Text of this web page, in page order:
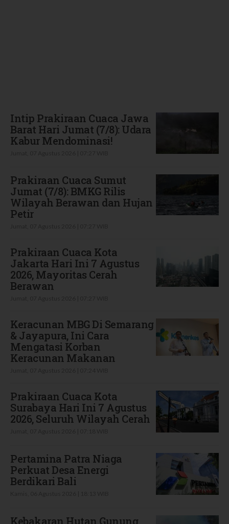
Intip Prakiraan Cuaca Jawa
Barat Hari Jumat (7/8): Udara
Kabur Mendominasi!
Prakiraan Cuaca Sumut
Jumat (7/8): BMKG Rilis
Wilayah Berawan dan Hujan
Petir
Prakiraan Cuaca Kota
Jakarta Hari Ini 7 Agustus
2026, Mayoritas Cerah
Berawan
Keracunan MBG Di Semarang
& Jayapura, Ini Cara
Mengatasi Korban
Keracunan Makanan
Prakiraan Cuaca Kota
Surabaya Hari Ini 7 Agustus
2026, Seluruh Wilayah Cerah
Pertamina Patra Niaga
Perkuat Desa Energi
Berdikari Bali
Kebakaran Hutan Gunung